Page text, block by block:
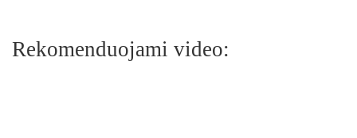
Rekomenduojami video: